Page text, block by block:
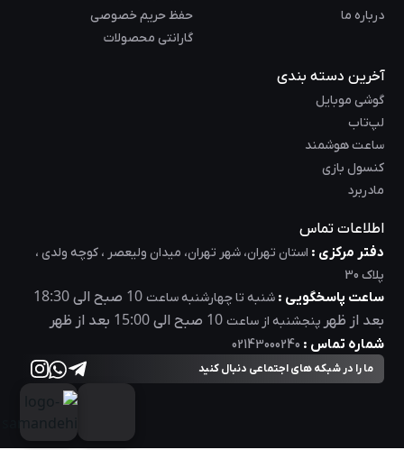
درباره ما
حفظ حریم خصوصی
گارانتی محصولات
آخرین دسته بندی
گوشی موبایل
لپ‌تاب
ساعت هوشمند
کنسول بازی
مادربرد
اطلاعات تماس
دفتر مرکزی : استان تهران، شهر تهران، میدان ولیعصر ، کوچه ولدی ،
پلاک 30
ساعت پاسخگویی : شنبه تا چهارشنبه ساعت 10 صبح الی18:30
بعد از ظهر پنجشنبه از ساعت 10 صبح الی15:00 بعد از ظهر
شماره تماس : 02143000240
ما را در شبکه های اجتماعی دنبال کنید